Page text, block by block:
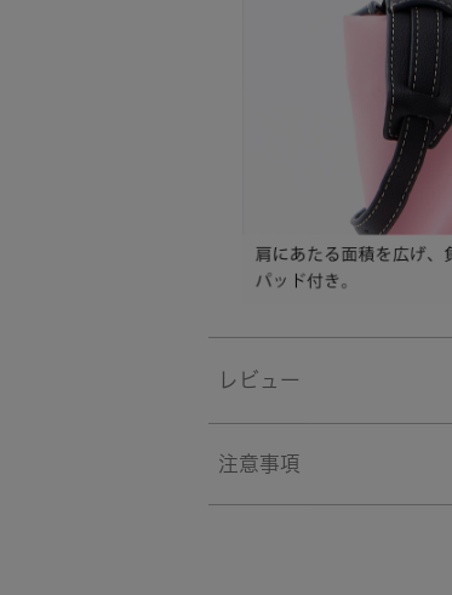
レビュー
注意事項